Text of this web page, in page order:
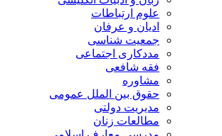
علوم ارتباطات
ادیان و عرفان
جمعیت شناسی
مددکاری اجتماعی
فقه شافعی
مشاوره
حقوق بین الملل عمومی
مدیریت دولتی
مطالعات زنان